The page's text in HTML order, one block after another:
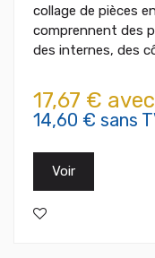
collage de pièces
comprennent des
des internes, des
17,67 €
14,60 € sans
Voir